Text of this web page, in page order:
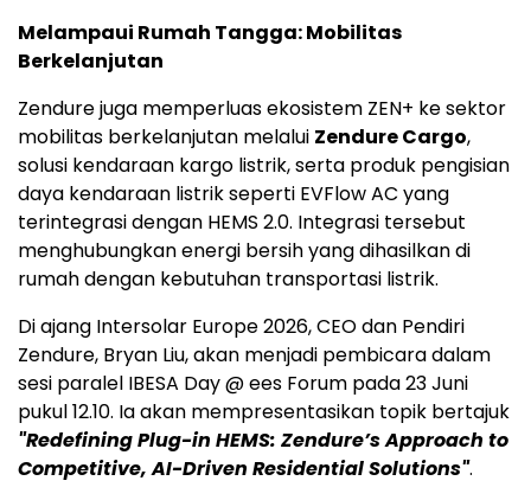
Melampaui Rumah Tangga: Mobilitas
Berkelanjutan
Zendure juga memperluas ekosistem ZEN+ ke sektor
mobilitas berkelanjutan melalui Zendure Cargo,
solusi kendaraan kargo listrik, serta produk pengisian
daya kendaraan listrik seperti EVFlow AC yang
terintegrasi dengan HEMS 2.0. Integrasi tersebut
menghubungkan energi bersih yang dihasilkan di
rumah dengan kebutuhan transportasi listrik.
Di ajang Intersolar Europe 2026, CEO dan Pendiri
Zendure, Bryan Liu, akan menjadi pembicara dalam
sesi paralel IBESA Day @ ees Forum pada 23 Juni
pukul 12.10. Ia akan mempresentasikan topik bertajuk
"Redefining Plug-in HEMS: Zendure’s Approach to
Competitive, AI-Driven Residential Solutions".